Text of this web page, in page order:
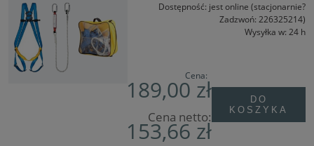
Dostępność: jest online (stacjonarnie?
Zadzwoń: 226325214)
Wysyłka w: 24 h
Cena:
189,00 zł
Cena netto:
153,66 zł
DO
KOSZYKA